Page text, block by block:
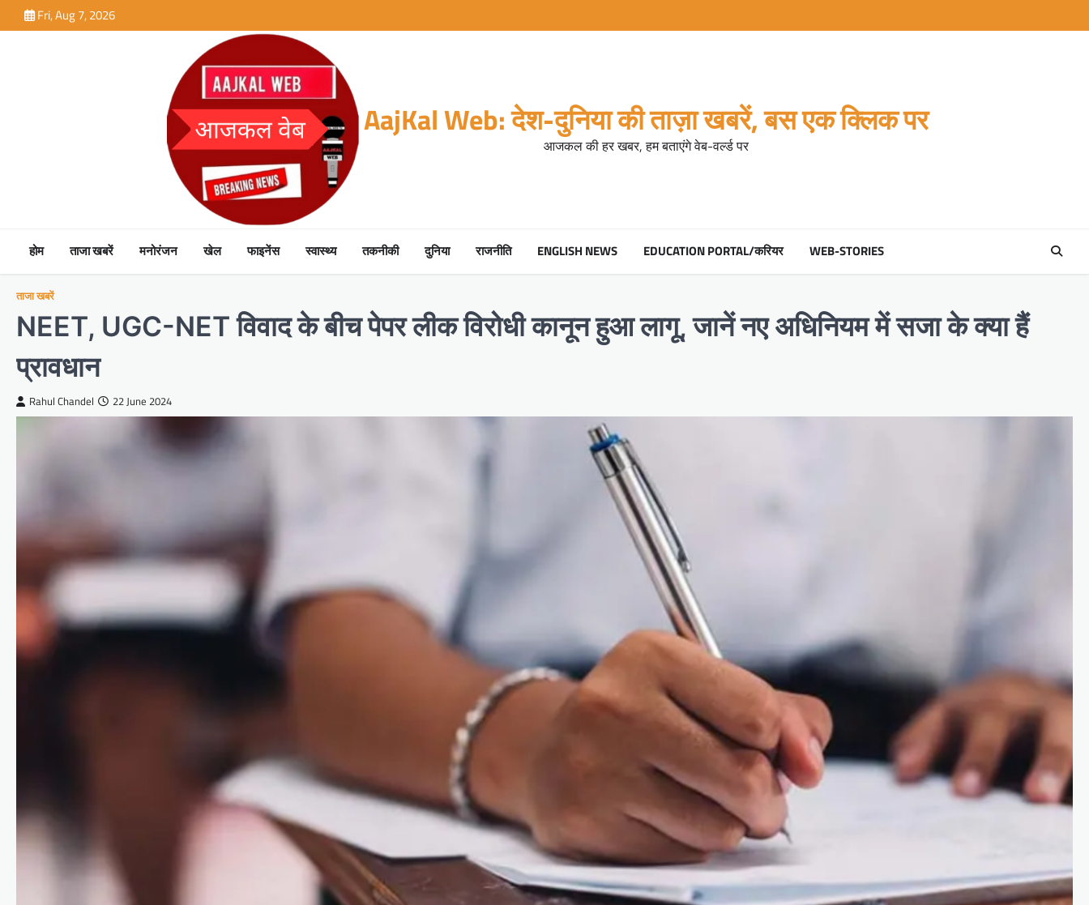
to
Fri, Aug 7, 2026
AajKal Web: देश-दुनिया की ताज़ा खबरें, बस एक क्लिक पर
आजकल की हर खबर, हम बताएंगे वेब-वर्ल्ड पर
होम ताजा खबरें मनोरंजन खेल फाइनेंस स्वास्थ्य तकनीकी दुनिया राजनीति ENGLISH NEWS EDUCATION PORTAL/करियर WEB-STORIES
ताजा खबरें
NEET, UGC-NET विवाद के बीच पेपर लीक विरोधी कानून हुआ लागू, जानें नए अधिनियम में सजा के क्या हैं
प्रावधान
Rahul Chandel 22 June 2024